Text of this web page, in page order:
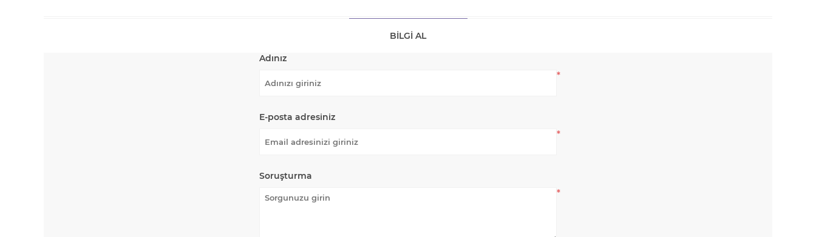
BILGI AL
Adınız
*
E-posta adresiniz
*
Soruşturma
*